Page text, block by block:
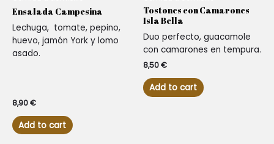
Ensalada Campesina
Lechuga, tomate, pepino,
huevo, jamón York y lomo
asado.
8,90€
Add to cart
Tostones con Camarones
Isla Bella
Duo perfecto, guacamole
con camarones en tempura.
8,50€
Add to cart